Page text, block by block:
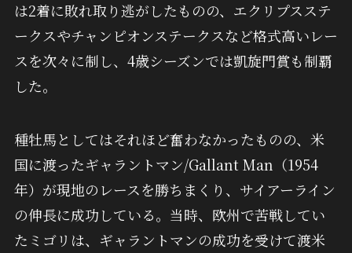
は2着に敗れ取り逃がしたものの、エクリプスステ
ークスやチャンピオンステークスなど格式高いレー
スを次々に制し、4歳シーズンでは凱旋門賞も制覇
した。
種牡馬としてはそれほど奮わなかったものの、米
国に渡ったギャラントマン/Gallant Man（1954
年）が現地のレースを勝ちまくり、サイアーライン
の伸長に成功している。当時、欧州で苦戦してい
たミゴリは、ギャラントマンの成功を受けて渡米